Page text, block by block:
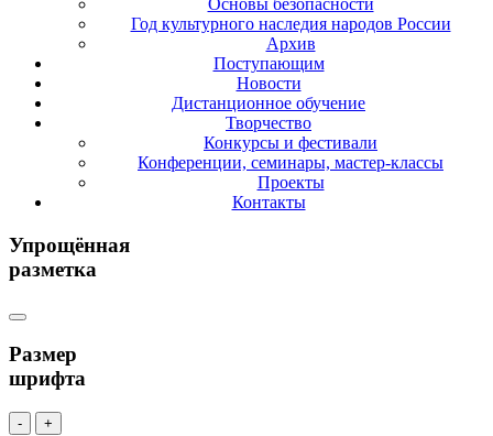
Основы безопасности
Год культурного наследия народов России
Архив
Поступающим
Новости
Дистанционное обучение
Творчество
Конкурсы и фестивали
Конференции, семинары, мастер-классы
Проекты
Контакты
Упрощённая
разметка
Размер
шрифта
- +